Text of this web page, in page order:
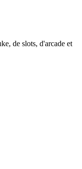
de slots, d'arcade et